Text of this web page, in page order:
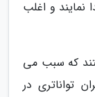
نمایند و اغلب
که سبب می
تواناتری در